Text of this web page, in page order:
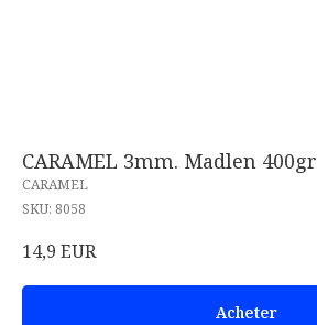
CARAMEL 3mm. Madlen 400gr
CARAMEL
SKU: 8058
14,9 EUR
Acheter